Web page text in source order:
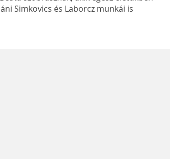
Simkovics és Laborcz munkái is